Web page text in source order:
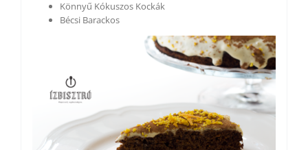
Könnyű Kókuszos Kockák
Bécsi Barackos